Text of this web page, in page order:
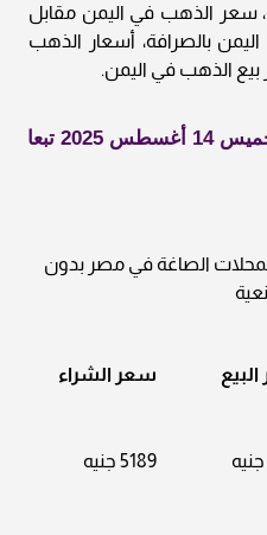
سعر الذهب في اليمن مقابل
بالصرافة، أسعار الذهب
الذهب في اليمن.
متوسط أسعار الذهب اليوم الخميس 14 أغسطس 2025 تبعا
الصاغة في مصر بدون
سعر الشراء
5189 جنيه